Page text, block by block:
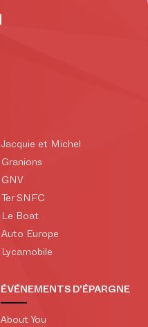
Jacquie et Michel
Granions
GNV
Ter SNFC
Le Boat
Auto Europe
Lycamobile
ÉVÉNEMENTS D'ÉPARGNE
About You